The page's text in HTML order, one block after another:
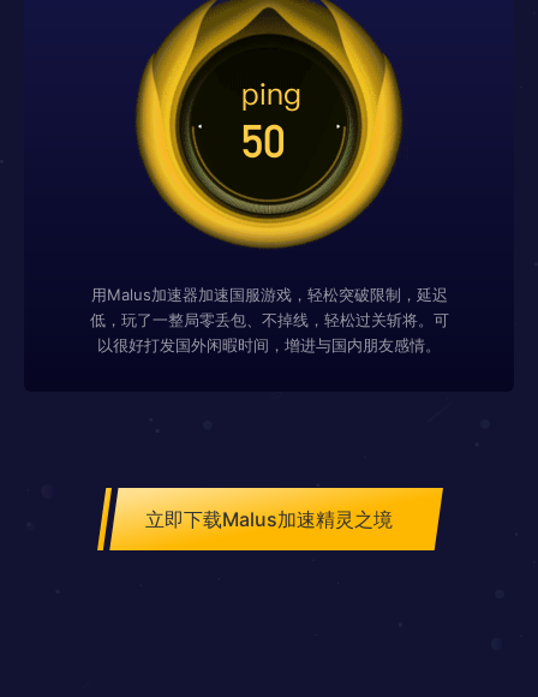
用Malus加速器加速国服游戏，轻松突破限制，延迟
低，玩了一整局零丢包、不掉线，轻松过关斩将。可
以很好打发国外闲暇时间，增进与国内朋友感情。
立即下载Malus加速精灵之境